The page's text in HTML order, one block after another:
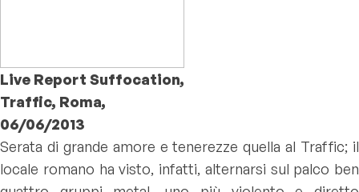
Live Report Suffocation,
Traffic, Roma,
06/06/2013
Serata di grande amore e tenerezze quella al Traffic; il
locale romano ha visto, infatti, alternarsi sul palco ben